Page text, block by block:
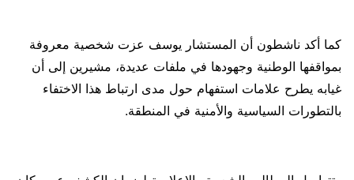
كما أكد ناشطون أن المستشار يوسف عزت شخصية معروفة
بمواقفها الوطنية وجهودها في ملفات عديدة، مشيرين إلى أن
غيابه يطرح علامات استفهام حول مدى ارتباط هذا الاختفاء
بالتطورات السياسية والأمنية في المنطقة.